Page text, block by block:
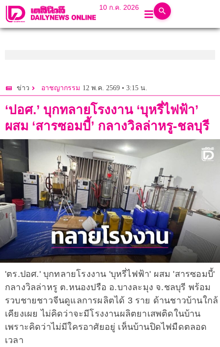
10 ก.ค. 2026
ข่าว อาชญากรรม 12 พ.ค. 2569 • 3:15 น.
‘ปอศ.’ บุกทลายโรงงาน ‘บุหรี่ไฟฟ้า’
ผสม ‘สารซอมบี้’ กลางวิลล่าหรู-ชลบุรี
'ตร.ปอศ.' บุกทลายโรงงาน 'บุหรี่ไฟฟ้า' ผสม 'สารซอมบี้'
กลางวิลล่าหรู ต.หนองปรือ อ.บางละมุง จ.ชลบุรี พร้อม
รวบชายชาวจีนดูแลการผลิตได้ 3 ราย ด้านชาวบ้านใกล้
เคียงเผย ไม่คิดว่าจะมีโรงงานผลิตยาเสพติดในบ้าน
เพราะคิดว่าไม่มีใครอาศัยอยู่ เห็นบ้านปิดไฟมืดตลอด
เวลา